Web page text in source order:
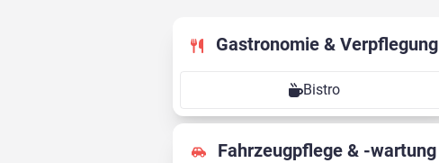
Gastronomie & Verpflegung
Bistro
Fahrzeugpflege & -wartung